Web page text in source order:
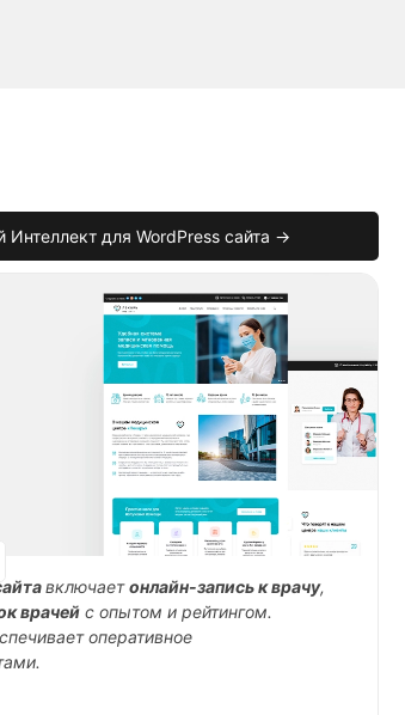
Интеллект для WordPress сайта →
включаетонлайн-запись к врачу,
врачей с опытом и рейтингом.
оперативное